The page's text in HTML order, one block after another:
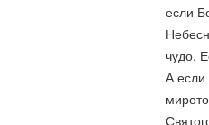
если
чудо.
А если